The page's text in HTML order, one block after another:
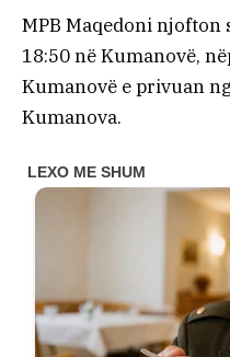
MPB Maqedoni njofton
18:50 në Kumanovë,
Kumanovë e privuan
Kumanova.